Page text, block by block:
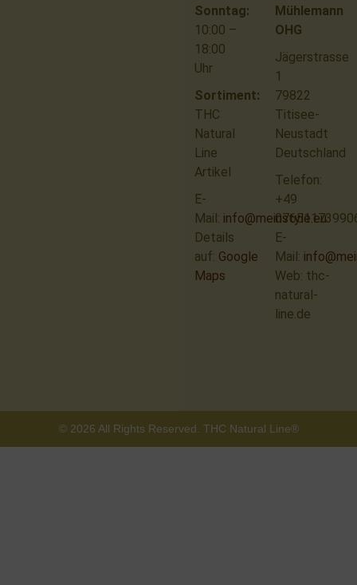
Mühlemann
OHG
Jägerstrasse
1
79822
Titisee-
Neustadt
Deutschland
Telefon:
+49
E-
Mail:
Web: thc-
natural-
line.de
Sonntag:
10:00 –
18:00
Uhr
Sortiment:
THC
Natural
Line
Artikel
E-
Mail: info@meinstyle.eu
Details
auf: Google
Maps
© 2026 All Rights Reserved. THC Natural Line®